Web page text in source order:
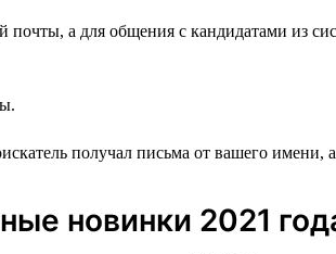
а для общения с кандидатами из
получал письма от вашего имени,
новинки 2021